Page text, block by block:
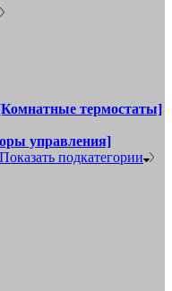
термостаты]
управления]
Показать подкатегории